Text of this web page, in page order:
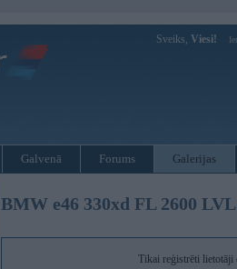
Sveiks, Viesi!
Galvenā Forums Galerijas
BMW e46 330xd FL 2600
Tikai reģistrēti lietotāji